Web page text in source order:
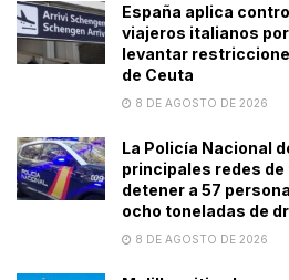
España aplica
viajeros italianos
levantar
de Ceuta
8 DE AGOSTO DE 2026
La Policía Nacional
principales redes
detener a 57
ocho toneladas de
8 DE AGOSTO DE 2026